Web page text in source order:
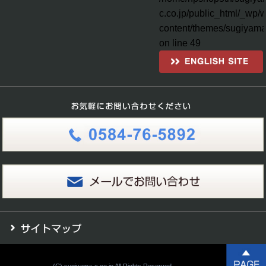
c.co.jp/public_html/_wp/
content/themes/
on line 49